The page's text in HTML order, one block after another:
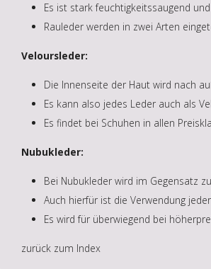
Es ist stark feuchtigkeitssaugend
Rauleder werden in zwei Arten
Veloursleder:
Die Innenseite der Haut wird nach
Es kann also jedes Leder auch als
Es findet bei Schuhen in allen
Nubukleder:
Bei Nubukleder wird im Gegensatz
Auch hierfür ist die Verwendung
Es wird für überwiegend bei
zurück zum Index